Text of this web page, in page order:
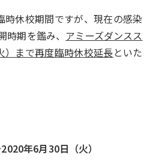
時休校期間ですが、現在の感染
期を鑑み、 アミーズダンスス
）まで再度臨時休校延長といた
年6月30日（火）